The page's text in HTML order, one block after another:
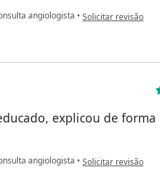
angiologista • na opinião do
Solicitar revisão
explicou de forma
angiologista • na opinião do
Solicitar revisão